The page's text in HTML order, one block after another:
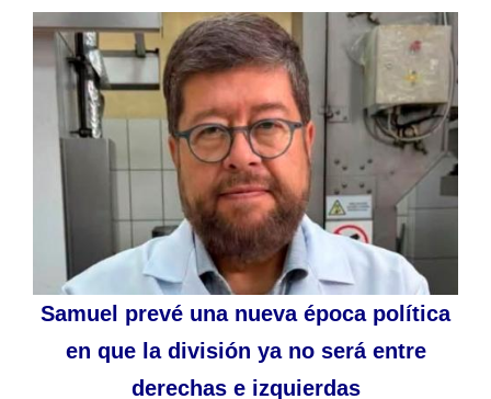
Samuel prevé una nueva época política
en que la división ya no será entre
derechas e izquierdas